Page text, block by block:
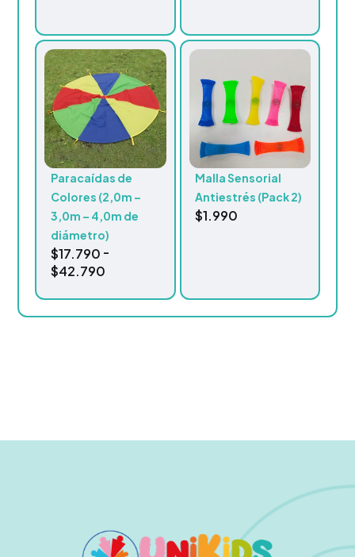
Paracaídas de
Colores (2,0m –
3,0m – 4,0m de
diámetro)
$17.790 -
$42.790
Malla Sensorial
Antiestrés (Pack 2)
$1.990